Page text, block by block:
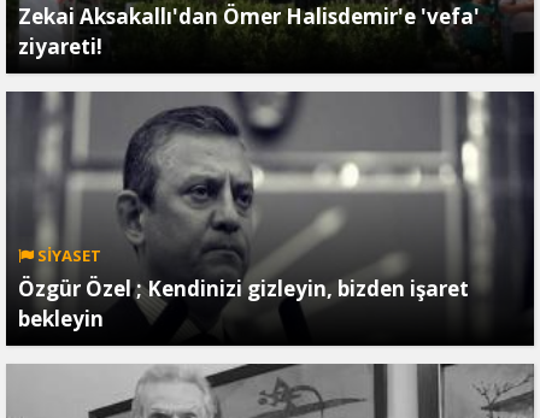
Zekai Aksakallı'dan Ömer Halisdemir'e 'vefa'
ziyareti!
SİYASET
Özgür Özel ; Kendinizi gizleyin, bizden işaret
bekleyin